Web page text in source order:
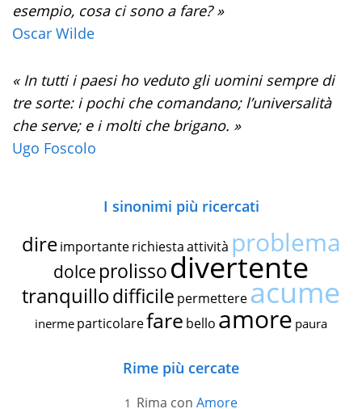
esempio, cosa ci sono a fare? »
Oscar Wilde
« In tutti i paesi ho veduto gli uomini sempre di
tre sorte: i pochi che comandano; l’universalità
che serve; e i molti che brigano. »
Ugo Foscolo
I sinonimi più ricercati
dire importante richiestaattività problema
dolce prolissodivertente
tranquillodifficile permettereacume
inerme particolarefare bello amore paura
Rime più cercate
Rima con Amore